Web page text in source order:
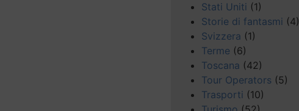
Stati Uniti (1)
Storie di fantasmi (4)
Svizzera (1)
Terme (6)
Toscana (42)
Tour Operators (5)
Trasporti (10)